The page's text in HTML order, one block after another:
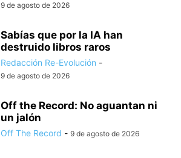
9 de agosto de 2026
Sabías que por la IA han
destruido libros raros
Redacción Re-Evolución -
9 de agosto de 2026
Off the Record: No aguantan ni
un jalón
Off The Record - 9 de agosto de 2026